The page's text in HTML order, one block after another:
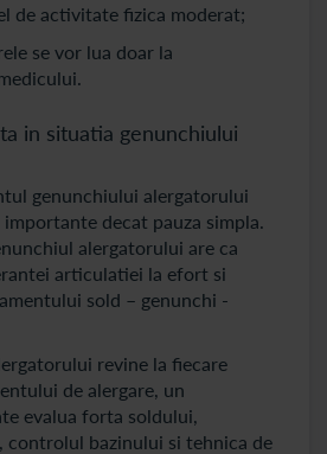
de activitate fizica moderat;
se vor lua doar la
in situatia genunchiului
genunchiului alergatorului
decat pauza simpla.
alergatorului are ca
articulatiei la efort si
sold – genunchi -
revine la fiecare
de alergare, un
evalua forta soldului,
controlul bazinului si tehnica de